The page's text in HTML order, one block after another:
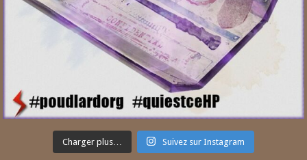
Charger plus… Suivez sur Instagram